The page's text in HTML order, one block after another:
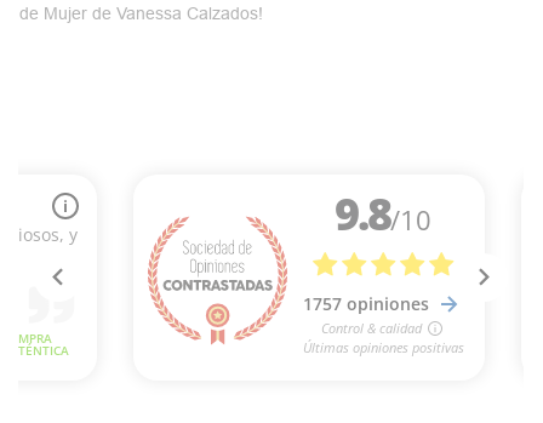
de Mujer de Vanessa Calzados!